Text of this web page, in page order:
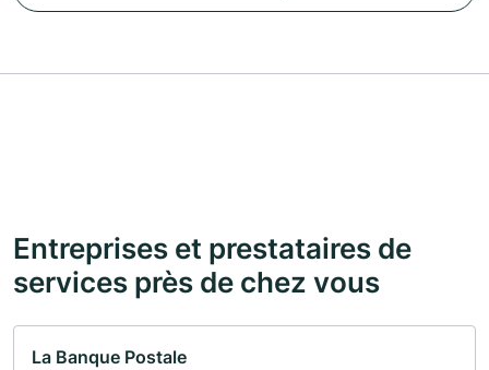
Entreprises et prestataires de
services près de chez vous
La Banque Postale